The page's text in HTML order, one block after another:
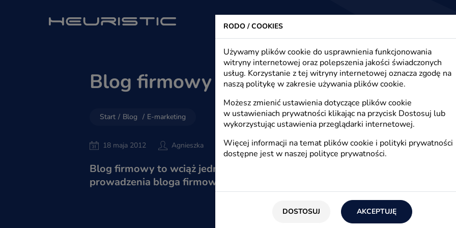
Heuristic - strony www, sklepy internetowe, e-marketing
Blog firmowy jako narzędzie e-
Start / Blog / E-marketing
18 maja 2012 Agnieszka
Blog firmowy to wciąż jedno z niedocenianych narzędzi marketingowych.
prowadzenia bloga firmowego oraz możliwość wykorzystania go w
RODO / COOKIES
Używamy plików cookie do usprawnienia funkcjonowania
witryny internetowej oraz polepszenia jakości świadczonych
usług. Korzystanie z tej witryny internetowej oznacza zgodę na
naszą politykę w zakresie używania plików cookie.
Możesz zmienić ustawienia dotyczące plików cookie
w ustawieniach prywatności klikając na przycisk Dostosuj lub
wykorzystując ustawienia przeglądarki internetowej.
Więcej informacji na temat plików cookie i polityki prywatności
dostępne jest w naszej polityce prywatności.
DOSTOSUJ AKCEPTUJĘ